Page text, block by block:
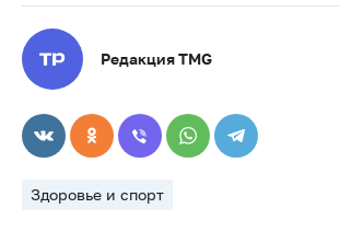
Редакция TMG
Здоровье и спорт